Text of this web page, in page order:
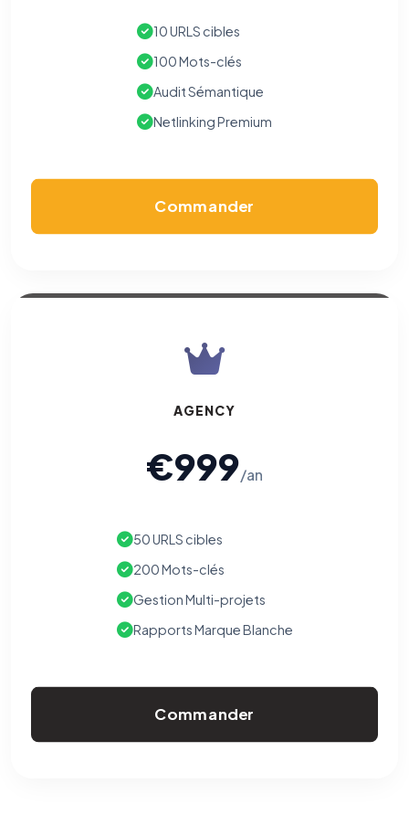
10 URLS cibles
100 Mots-clés
Audit Sémantique
Netlinking Premium
Commander
AGENCY
€999/an
50 URLS cibles
200 Mots-clés
Gestion Multi-projets
Rapports Marque Blanche
Commander